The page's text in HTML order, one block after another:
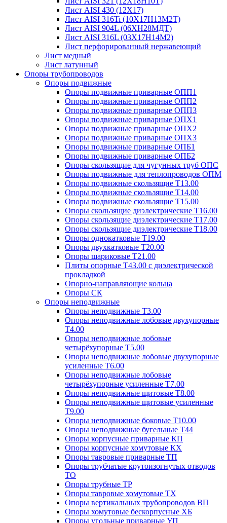
Лист AISI 430 (12Х17)
Лист AISI 316Ti (10Х17Н13М2Т)
Лист AISI 904L (06ХН28МДТ)
Лист AISI 316L (03Х17Н14М2)
Лист перфорированный нержавеющий
Лист медный
Лист латунный
Опоры трубопроводов
Опоры подвижные
Опоры подвижные приварные ОПП1
Опоры подвижные приварные ОПП2
Опоры подвижные приварные ОПП3
Опоры подвижные приварные ОПХ1
Опоры подвижные приварные ОПХ2
Опоры подвижные приварные ОПХ3
Опоры подвижные приварные ОПБ1
Опоры подвижные приварные ОПБ2
Опоры скользящие для чугунных труб ОПС
Опоры подвижные для теплопроводов ОПМ
Опоры подвижные скользящие Т13.00
Опоры подвижные скользящие Т14.00
Опоры подвижные скользящие Т15.00
Опоры скользящие диэлектрические Т16.00
Опоры скользящие диэлектрические Т17.00
Опоры скользящие диэлектрические Т18.00
Опоры однокатковые Т19.00
Опоры двухкатковые Т20.00
Опоры шариковые Т21.00
Плиты опорные Т43.00 с диэлектрической
прокладкой
Опорно-направляющие кольца
Опоры СК
Опоры неподвижные
Опоры неподвижные Т3.00
Опоры неподвижные лобовые двухупорные
Т4.00
Опоры неподвижные лобовые
четырёхупорные Т5.00
Опоры неподвижные лобовые двухупорные
усиленные Т6.00
Опоры неподвижные лобовые
четырёхупорные усиленные Т7.00
Опоры неподвижные щитовые Т8.00
Опоры неподвижные щитовые усиленные
Т9.00
Опоры неподвижные боковые Т10.00
Опоры неподвижные бугельные Т44
Опоры корпусные приварные КП
Опоры корпусные хомутовые КХ
Опоры тавровые приварные ТП
Опоры трубчатые крутоизогнутых отводов
ТО
Опоры трубные ТР
Опоры тавровые хомутовые ТХ
Опоры вертикальных трубопроводов ВП
Опоры хомутовые бескорпусные ХБ
Опоры угольные приварные УП